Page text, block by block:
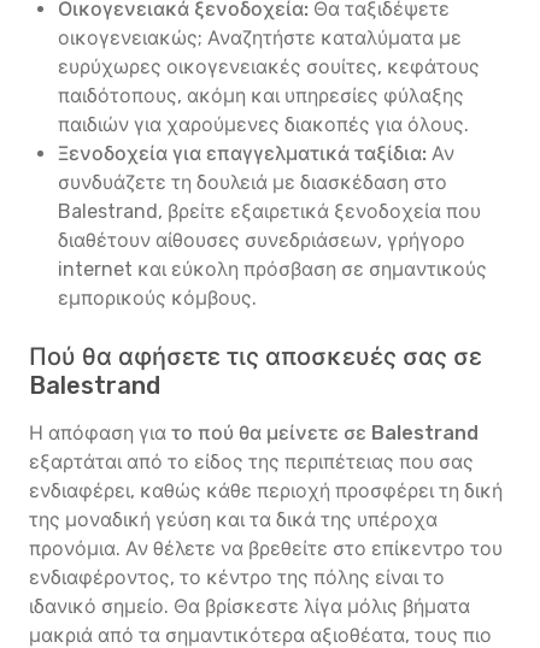
Οικογενειακά ξενοδοχεία: Θα ταξιδέψετε
οικογενειακώς; Αναζητήστε καταλύματα με
ευρύχωρες οικογενειακές σουίτες, κεφάτους
παιδότοπους, ακόμη και υπηρεσίες φύλαξης
παιδιών για χαρούμενες διακοπές για όλους.
Ξενοδοχεία για επαγγελματικά ταξίδια: Αν
συνδυάζετε τη δουλειά με διασκέδαση στο
Balestrand, βρείτε εξαιρετικά ξενοδοχεία που
διαθέτουν αίθουσες συνεδριάσεων, γρήγορο
internet και εύκολη πρόσβαση σε σημαντικούς
εμπορικούς κόμβους.
Πού θα αφήσετε τις αποσκευές σας σε
Balestrand
Η απόφαση για το πού θα μείνετε σε Balestrand
εξαρτάται από το είδος της περιπέτειας που σας
ενδιαφέρει, καθώς κάθε περιοχή προσφέρει τη δική
της μοναδική γεύση και τα δικά της υπέροχα
προνόμια. Αν θέλετε να βρεθείτε στο επίκεντρο του
ενδιαφέροντος, το κέντρο της πόλης είναι το
ιδανικό σημείο. Θα βρίσκεστε λίγα μόλις βήματα
μακριά από τα σημαντικότερα αξιοθέατα, τους πιο